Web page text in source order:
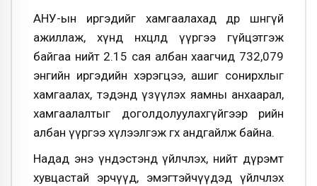
АНУ-ын иргэдийг хамгаалахад өдөр шөнөгүй
ажиллаж, хүнд нөхцөлд үүргээ гүйцэтгэж
байгаа нийт 2.15 сая албан хаагчид 732,079
энгийн иргэдийн хэрэгцээ, ашиг сонирхлыг
хамгаалах, тэдэнд үзүүлэх яамны анхаарал,
хамгаалалтыг доголдолуулахгүйгээр өөрийн
албан үүргээ хүлээлгэж өгөхөө андгайлж байна.
Надад энэ үндэстэнд үйлчлэх, нийт дүрэмт
хувцастай эрчүүд, эмэгтэйчүүдэд үйлчлэх